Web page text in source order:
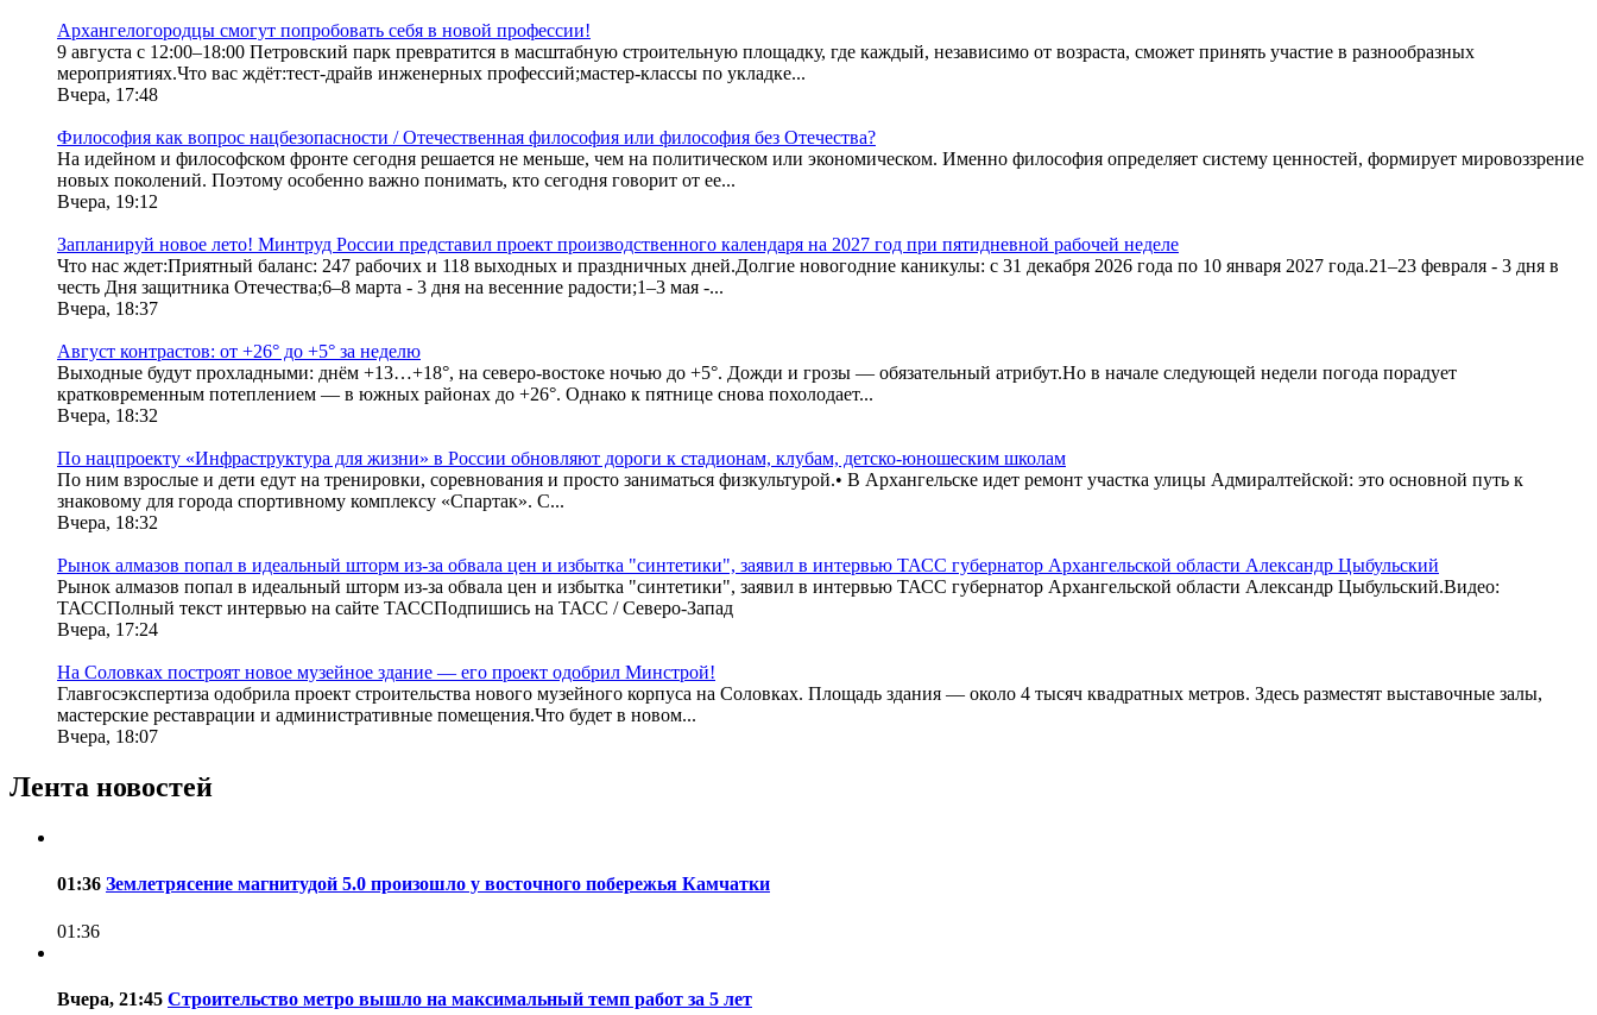
Архангелогородцы смогут попробовать себя в новой профессии!
9 августа с 12:00–18:00 Петровский парк превратится в масштабную строительную площадку, где каждый, независимо от возраста, сможет принять участие в разнообразных
мероприятиях.Что вас ждёт:тест-драйв инженерных профессий;мастер-классы по укладке...
Вчера, 17:48
Философия как вопрос нацбезопасности / Отечественная философия или философия без Отечества?
На идейном и философском фронте сегодня решается не меньше, чем на политическом или экономическом. Именно философия определяет систему ценностей, формирует мировоззрение
новых поколений. Поэтому особенно важно понимать, кто сегодня говорит от ее...
Вчера, 19:12
Запланируй новое лето! Минтруд России представил проект производственного календаря на 2027 год при пятидневной рабочей неделе
Что нас ждет:Приятный баланс: 247 рабочих и 118 выходных и праздничных дней.Долгие новогодние каникулы: с 31 декабря 2026 года по 10 января 2027 года.21–23 февраля - 3 дня в
честь Дня защитника Отечества;6–8 марта - 3 дня на весенние радости;1–3 мая -...
Вчера, 18:37
Август контрастов: от +26° до +5° за неделю
Выходные будут прохладными: днём +13…+18°, на северо-востоке ночью до +5°. Дожди и грозы — обязательный атрибут.Но в начале следующей недели погода порадует
кратковременным потеплением — в южных районах до +26°. Однако к пятнице снова похолодает...
Вчера, 18:32
По нацпроекту «Инфраструктура для жизни» в России обновляют дороги к стадионам, клубам, детско-юношеским школам
По ним взрослые и дети едут на тренировки, соревнования и просто заниматься физкультурой.• В Архангельске идет ремонт участка улицы Адмиралтейской: это основной путь к
знаковому для города спортивному комплексу «Спартак». С...
Вчера, 18:32
Рынок алмазов попал в идеальный шторм из-за обвала цен и избытка "синтетики", заявил в интервью ТАСС губернатор Архангельской области Александр Цыбульский
Рынок алмазов попал в идеальный шторм из-за обвала цен и избытка "синтетики", заявил в интервью ТАСС губернатор Архангельской области Александр Цыбульский.Видео:
ТАССПолный текст интервью на сайте ТАССПодпишись на ТАСС / Северо-Запад
Вчера, 17:24
На Соловках построят новое музейное здание — его проект одобрил Минстрой!
Главгосэкспертиза одобрила проект строительства нового музейного корпуса на Соловках. Площадь здания — около 4 тысяч квадратных метров. Здесь разместят выставочные залы,
мастерские реставрации и административные помещения.Что будет в новом...
Вчера, 18:07
Лента новостей
01:36 Землетрясение магнитудой 5.0 произошло у восточного побережья Камчатки
01:36
Вчера, 21:45 Строительство метро вышло на максимальный темп работ за 5 лет